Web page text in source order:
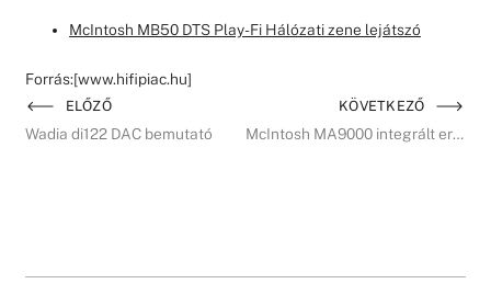
McIntosh MB50 DTS Play-Fi Hálózati zene lejátszó
Forrás:[www.hifipiac.hu]
ELŐZŐ
Wadia di122 DAC bemutató
KÖVETKEZŐ
McIntosh MA9000 integrált erősítő